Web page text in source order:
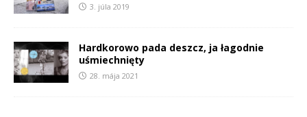
3. júla 2019
Hardkorowo pada deszcz, ja łagodnie
uśmiechnięty
28. mája 2021